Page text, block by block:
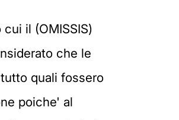
il (OMISSIS)
che le
quali fossero
poiche' al